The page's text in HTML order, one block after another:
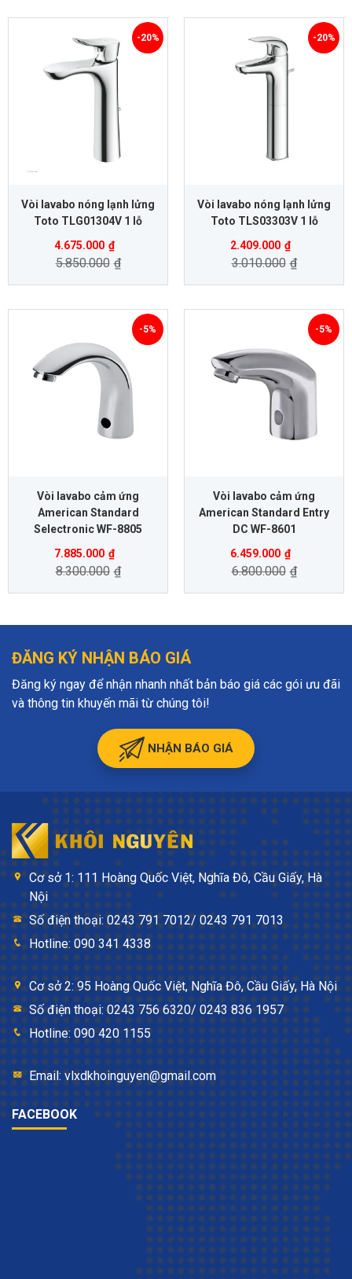
Vòi lavabo nóng lạnh lửng
Toto TLG01304V 1 lỗ
4.675.000 ₫
5.850.000 ₫
-20%
Vòi lavabo nóng lạnh lửng
Toto TLS03303V 1 lỗ
2.409.000 ₫
3.010.000 ₫
-20%
Vòi lavabo cảm ứng
American Standard
Selectronic WF-8805
7.885.000 ₫
8.300.000 ₫
-5%
Vòi lavabo cảm ứng
American Standard Entry
DC WF-8601
6.459.000 ₫
6.800.000 ₫
-5%
ĐĂNG KÝ NHẬN BÁO GIÁ
Đăng ký ngay để nhận nhanh nhất bản báo giá các gói ưu đãi
và thông tin khuyến mãi từ chúng tôi!
NHẬN BÁO GIÁ
Cơ sở 1: 111 Hoàng Quốc Việt, Nghĩa Đô, Cầu Giấy, Hà
Nội
Số điện thoại: 0243 791 7012/ 0243 791 7013
Hotline: 090 341 4338
Cơ sở 2: 95 Hoàng Quốc Việt, Nghĩa Đô, Cầu Giấy, Hà Nội
Số điện thoại: 0243 756 6320/ 0243 836 1957
Hotline: 090 420 1155
Email: vlxdkhoinguyen@gmail.com
FACEBOOK